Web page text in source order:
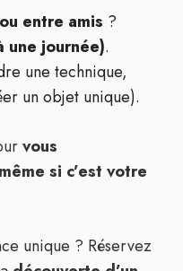
entre amis ?
une journée).
une technique,
un objet unique).
vous
si c’est votre
unique ? Réservez